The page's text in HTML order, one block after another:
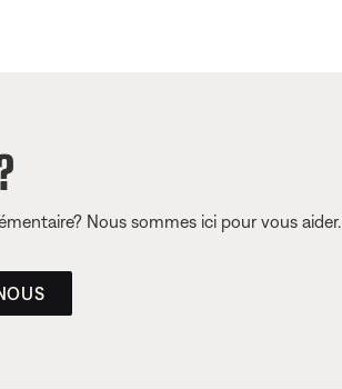
Nous sommes ici pour vous aider.